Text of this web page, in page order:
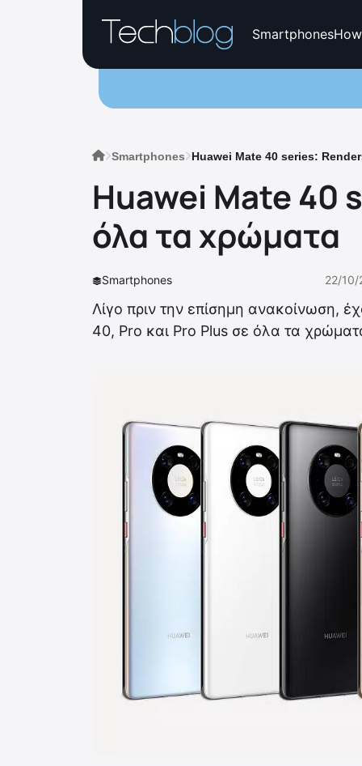
Smartphones
Smartphones Huawei Mate 40 series:
Huawei Mate 40
όλα τα χρώματα
Smartphones 22/10/
Λίγο πριν την επίσημη ανακοίνωση,
40, Pro και Pro Plus σε όλα τα